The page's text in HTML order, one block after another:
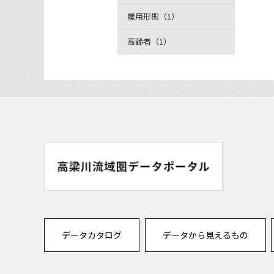
雇用形態（1）
高齢者（1）
データカタログ データから見えるもの